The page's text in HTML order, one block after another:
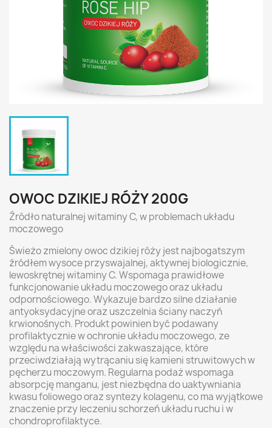
OWOC DZIKIEJ RÓŻY 200G
Źródło naturalnej witaminy C, w problemach układu
moczowego
Świeżo zmielony owoc dzikiej róży jest najbogatszym
źródłem wysoce przyswajalnej, aktywnej biologicznie,
lewoskrętnej witaminy C. Wspomaga prawidłowe
funkcjonowanie układu moczowego oraz układu
odpornościowego. Wykazuje bardzo silne działanie
antyoksydacyjne oraz uszczelnia ściany naczyń
krwionośnych. Produkt powinien być podawany
profilaktycznie w ochronie układu moczowego, ze
względu na właściwości zakwaszające, które
przeciwdziałają wytrącaniu się kamieni struwitowych w
pęcherzu moczowym. Regularna podaż wspomaga
absorpcję manganu, jest niezbędna do uaktywniania
kwasu foliowego oraz syntezy kolagenu, co ma wyjątkowe
znaczenie przy leczeniu schorzeń układu ruchu i w
chondroprofilaktyce.